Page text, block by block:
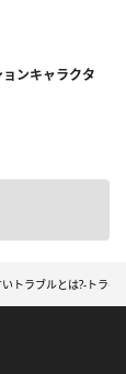
ンキャラクタ
トラブルとは?-トラベ